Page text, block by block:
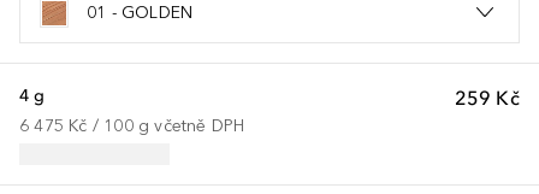
01 - GOLDEN
259 Kč
4 g
6 475 Kč / 100 g včetně DPH